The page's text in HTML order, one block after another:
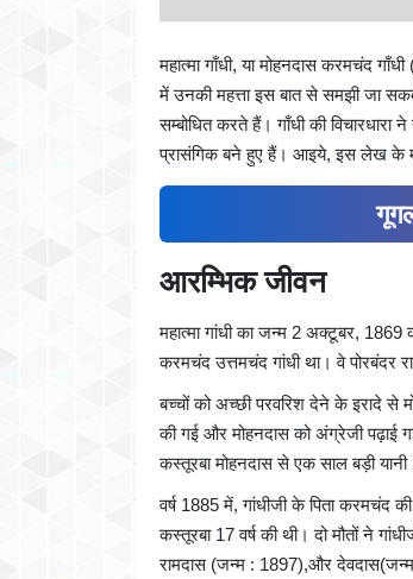
महात्मा गाँधी, या मोहनदास करमचंद
में उनकी महत्ता इस बात से समझी जा
सम्बोधित करते हैं। गाँधी की
प्रासंगिक बने हुए हैं। आइये, इस लेख के
आरम्भिक जीवन
महात्मा गांधी का जन्म 2 अक्टूबर,
करमचंद उत्तमचंद गांधी था। वे पोरबंदर
बच्चों को अच्छी परवरिश देने के इरादे से
की गई और मोहनदास को अंग्रेजी पढ़ाई
कस्तूरबा मोहनदास से एक साल बड़ी
वर्ष 1885 में, गांधीजी के पिता करमचंद
कस्तूरबा 17 वर्ष की थी। दो मौतों ने
रामदास (जन्म : 1897),और